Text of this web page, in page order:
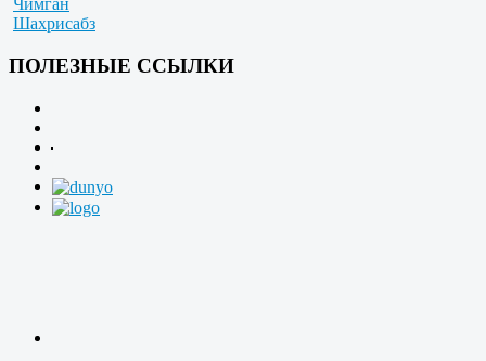
Чимган
Шахрисабз
ПОЛЕЗНЫЕ ССЫЛКИ